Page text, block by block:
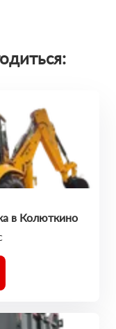
в Колюткино